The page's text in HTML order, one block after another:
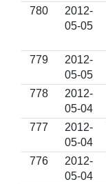
780
2012-
05-05
779
2012-
05-05
778
2012-
05-04
777
2012-
05-04
776
2012-
05-04